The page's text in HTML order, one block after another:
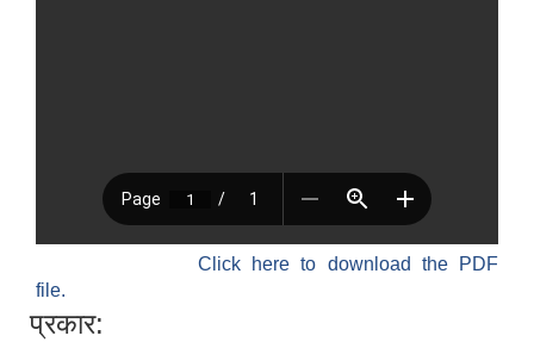
Click here to download the PDF
file.
प्रकार: